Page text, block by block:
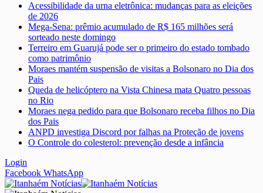
Acessibilidade da urna eletrônica: mudanças para as eleições
de 2026
Mega-Sena: prêmio acumulado de R$ 165 milhões será
sorteado neste domingo
Terreiro em Guarujá pode ser o primeiro do estado tombado
como patrimônio
Moraes mantém suspensão de visitas a Bolsonaro no Dia dos
Pais
Queda de helicóptero na Vista Chinesa mata Quatro pessoas
no Rio
Moraes nega pedido para que Bolsonaro receba filhos no Dia
dos Pais
ANPD investiga Discord por falhas na Proteção de jovens
O Controle do colesterol: prevenção desde a infância
Login
Facebook WhatsApp